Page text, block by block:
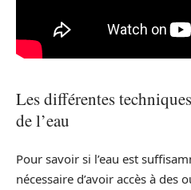
Les différentes
de l’eau
Pour savoir si l’eau est
nécessaire d’avoir accès à des